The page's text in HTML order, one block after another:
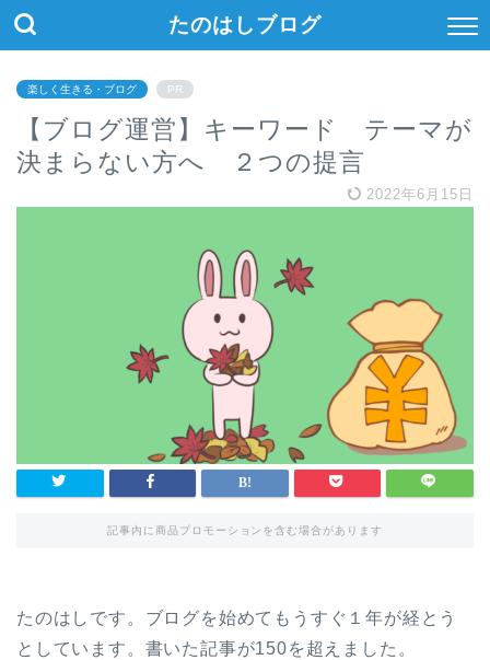
たのはしブログ
楽しく生きる・ブログ PR
【ブログ運営】キーワード テーマが
決まらない方へ ２つの提言
2022年6月15日
記事内に商品プロモーションを含む場合があります
たのはしです。ブログを始めてもうすぐ１年が経とう
としています。書いた記事が150を超えました。